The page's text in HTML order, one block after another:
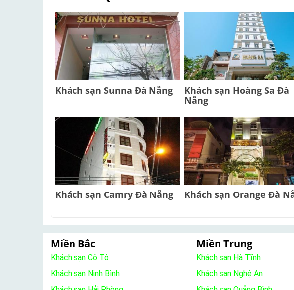
Khách sạn Sunna Đà Nẵng
Khách sạn Hoàng Sa Đà
Nẵng
Khách sạn Camry Đà Nẵng Khách sạn Orange Đà
Miền Bắc
Khách sạn Cô Tô
Khách sạn Ninh Bình
Miền Trung
Khách sạn Hà Tĩnh
Khách sạn Nghệ An